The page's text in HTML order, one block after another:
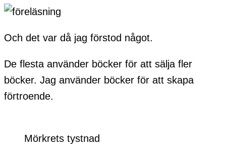
Och det var då jag förstod något.
De flesta använder böcker för att sälja fler
böcker. Jag använder böcker för att skapa
förtroende.
Mörkrets tystnad